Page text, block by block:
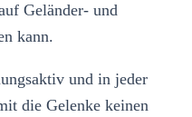
Geländer- und
kann.
und in jeder
die Gelenke keinen